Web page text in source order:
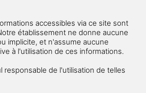
accessibles via ce site sont
établissement ne donne aucune
implicite, et n'assume aucune
à l'utilisation de ces informations.
responsable de l'utilisation de telles